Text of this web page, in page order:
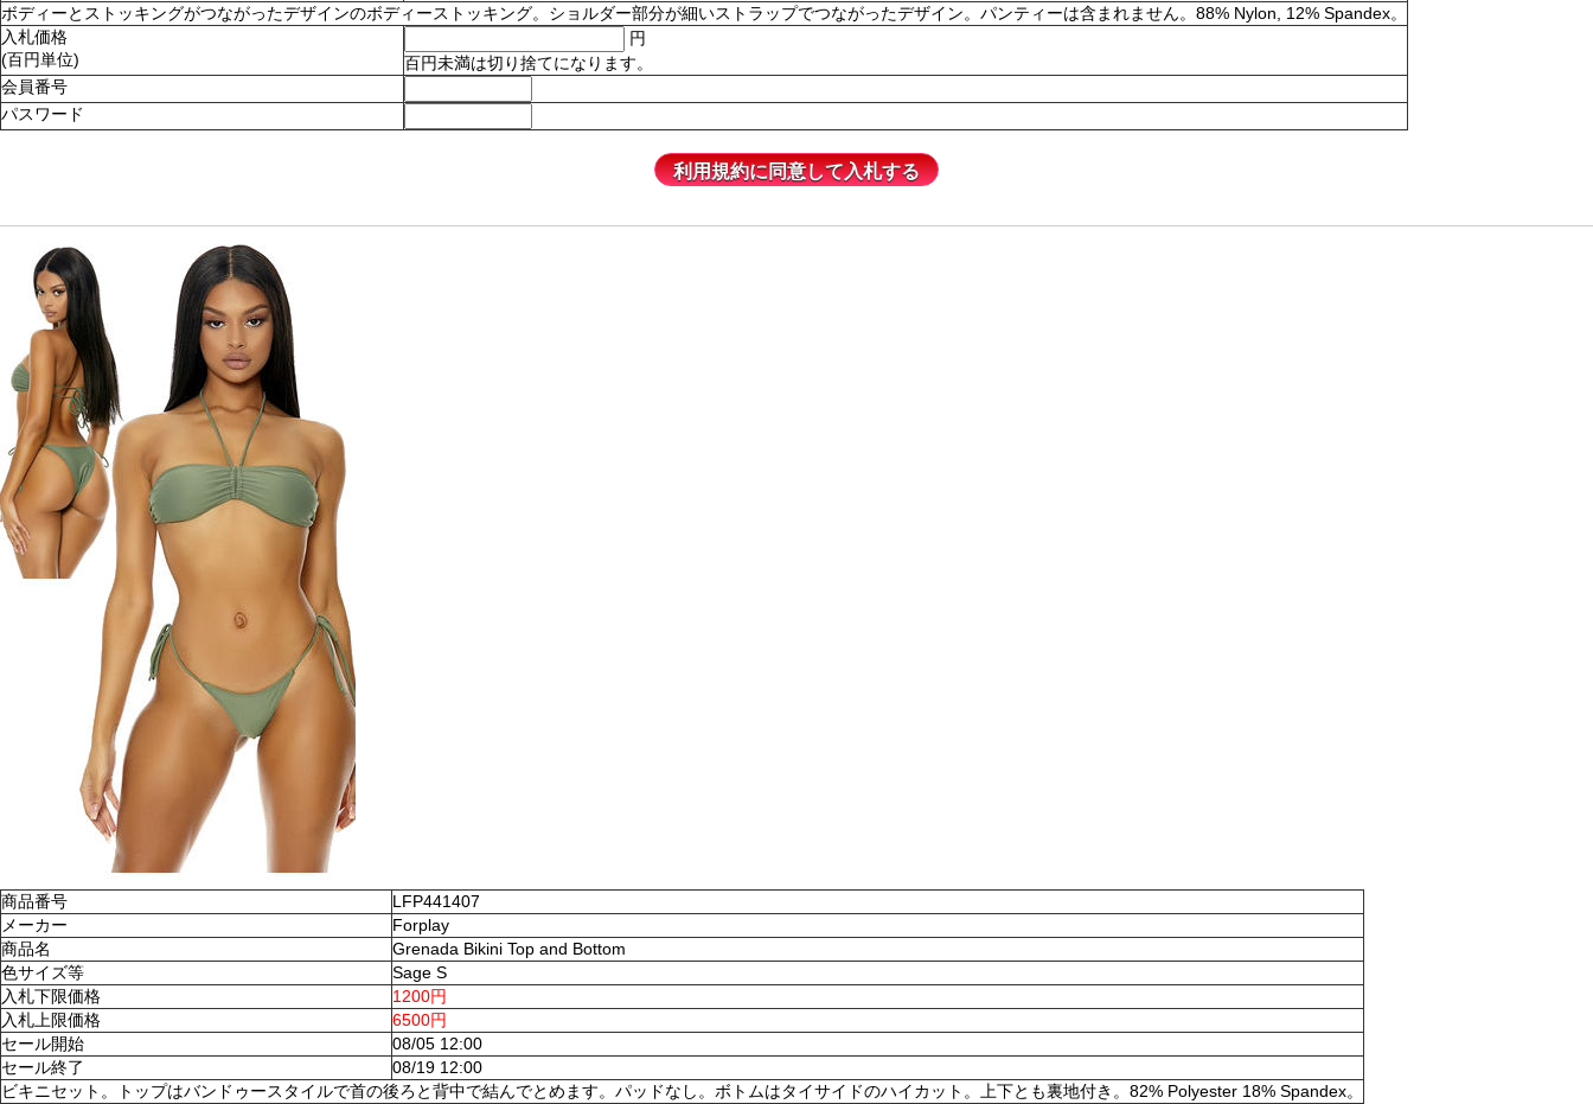
ボディーとストッキングがつながったデザインのボディーストッキング。ショルダー部分が細いストラップでつながったデザイン。パンティーは含まれません。88% Nylon, 12% Spandex。
入札価格
(百円単位)
円
百円未満は切り捨てになります。
会員番号
パスワード
商品番号
LFP441407
メーカー
Forplay
商品名
Grenada Bikini Top and Bottom
色サイズ等
Sage S
入札下限価格
1200円
入札上限価格
6500円
セール開始
08/05 12:00
セール終了
08/19 12:00
ビキニセット。トップはバンドゥースタイルで首の後ろと背中で結んでとめます。パッドなし。ボトムはタイサイドのハイカット。上下とも裏地付き。82% Polyester 18% Spandex。